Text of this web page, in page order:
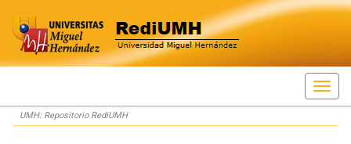
Skip
navigation
UMH: Repositorio RediUMH